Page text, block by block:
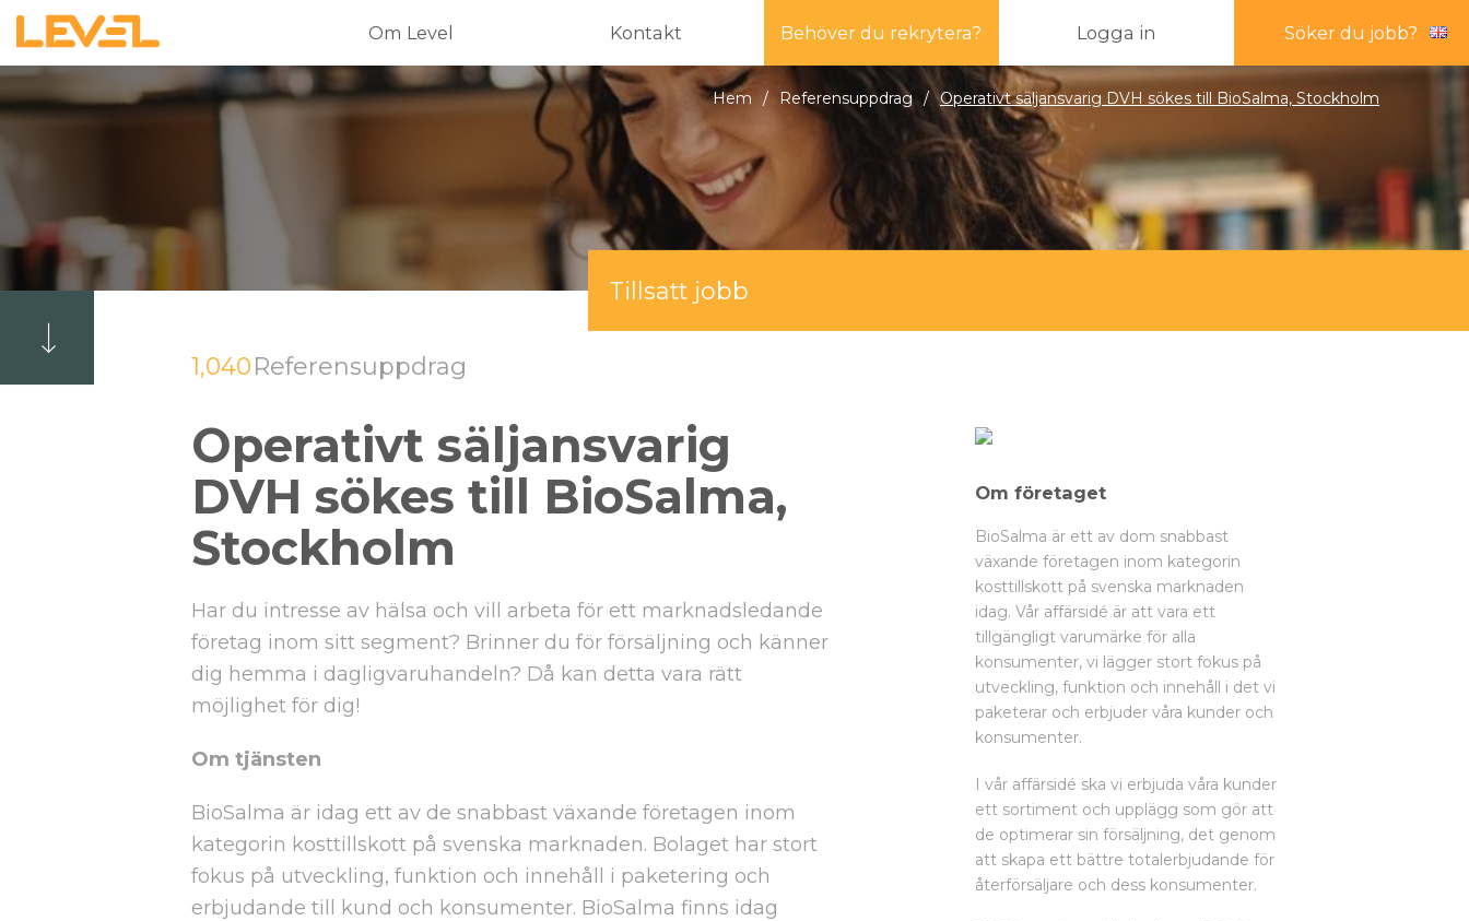
Om Level Kontakt Behöver du rekrytera? Logga in Söker du jobb?
Hem / Referensuppdrag / Operativt säljansvarig DVH sökes till BioSalma, Stockholm
Tillsatt jobb
1,040Referensuppdrag
Operativt säljansvarig
DVH sökes till BioSalma,
Stockholm
Har du intresse av hälsa och vill arbeta för ett marknadsledande
företag inom sitt segment? Brinner du för försäljning och känner
dig hemma i dagligvaruhandeln? Då kan detta vara rätt
möjlighet för dig!
Om tjänsten
BioSalma är idag ett av de snabbast växande företagen inom
kategorin kosttillskott på svenska marknaden. Bolaget har stort
fokus på utveckling, funktion och innehåll i paketering och
erbjudande till kund och konsumenter. BioSalma finns idag
Om företaget
BioSalma är ett av dom snabbast
växande företagen inom kategorin
kosttillskott på svenska marknaden
idag. Vår affärsidé är att vara ett
tillgängligt varumärke för alla
konsumenter, vi lägger stort fokus på
utveckling, funktion och innehåll i det vi
paketerar och erbjuder våra kunder och
konsumenter.
I vår affärsidé ska vi erbjuda våra kunder
ett sortiment och upplägg som gör att
de optimerar sin försäljning, det genom
att skapa ett bättre totalerbjudande för
återförsäljare och dess konsumenter.